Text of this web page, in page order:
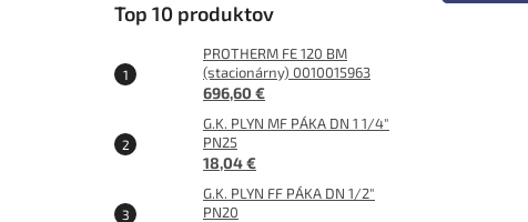
Top 10 produktov
PROTHERM FE 120 BM
(stacionárny) 0010015963
696,60 €
G.K. PLYN MF PÁKA DN 1 1/4"
PN25
18,04 €
G.K. PLYN FF PÁKA DN 1/2"
PN20